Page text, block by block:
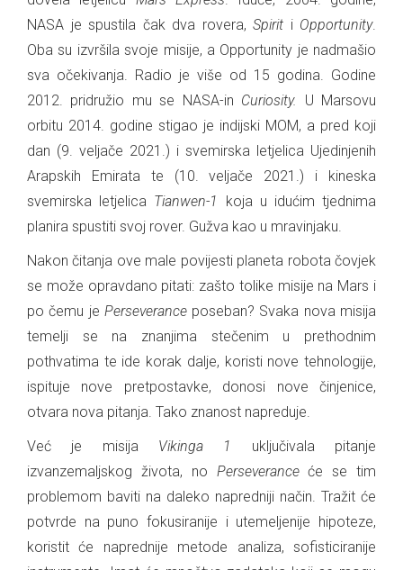
NASA je spustila čak dva rovera, Spirit i Opportunity.
Oba su izvršila svoje misije, a Opportunity je nadmašio
sva očekivanja. Radio je više od 15 godina. Godine
2012. pridružio mu se NASA-in Curiosity.
U Marsovu
orbitu 2014. godine stigao je indijski MOM, a pred koji
dan (9. veljače 2021.) i svemirska letjelica Ujedinjenih
Arapskih Emirata te (10. veljače 2021.) i kineska
svemirska letjelica Tianwen-1
koja u idućim tjednima
planira spustiti svoj rover. Gužva kao u mravinjaku.
Nakon čitanja ove male povijesti planeta robota čovjek
se može opravdano pitati: zašto tolike misije na Mars i
po čemu je Perseveranceposeban? Svaka nova misija
temelji se na znanjima stečenim u prethodnim
pothvatima te ide korak dalje, koristi nove tehnologije,
ispituje nove pretpostavke, donosi nove činjenice,
otvara nova pitanja. Tako znanost napreduje.
Već je misija Vikinga 1
uključivala pitanje
izvanzemaljskog života, no Perseveranceće se tim
problemom baviti na daleko napredniji način. Tražit će
potvrde na puno fokusiranije i utemeljenije hipoteze,
koristit će naprednije metode analiza, sofisticiranije